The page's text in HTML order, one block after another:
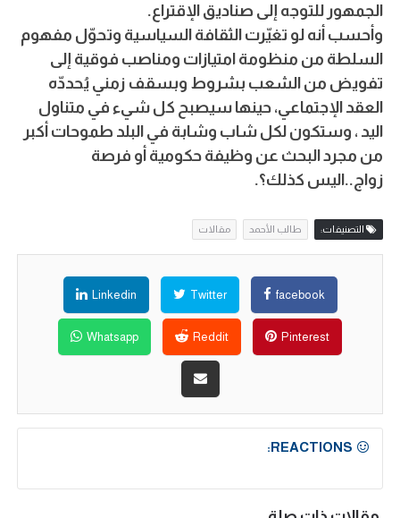
الجمهور للتوجه إلى صناديق الإقتراع.
وأحسب أنه لو تغيّرت الثقافة السياسية وتحوّل مفهوم
السلطة من منظومة امتيازات ومناصب فوقية إلى
تفويض من الشعب بشروط وبسقف زمني يُحددّه
العقد الإجتماعي، حينها سيصبح كل شيء في متناول
اليد ، وستكون لكل شاب وشابة في البلد طموحات أكبر
من مجرد البحث عن وظيفة حكومية أو فرصة
زواج..اليس كذلك؟.
التصنيفات: طالب الأحمد مقالات
facebook
Twitter
Linkedin
Pinterest
Reddit
Whatsapp
REACTIONS: